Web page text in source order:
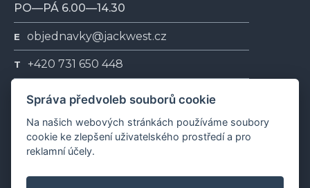
PO—PÁ 6.00—14.30
E objednavky@jackwest.cz
T +420 731 650 448
+420 731 228 978
Správa předvoleb souborů cookie
Na našich webových stránkách používáme soubory
cookie ke zlepšení uživatelského prostředí a pro
reklamní účely.